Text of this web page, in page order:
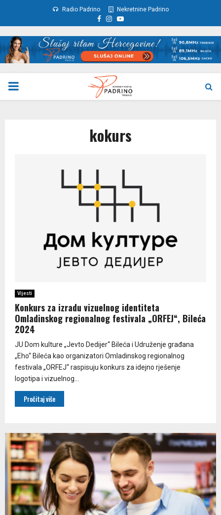
Radio Padrino Nekretnine Padrino
Facebook
Instagram
Youtube
PRIMARY
kokurs
Vijesti
Konkurs za izradu vizuelnog identiteta
Omladinskog regionalnog festivala „ORFEJ“, Bileća
2024
JU Dom kulture „Jevto Dedijer“ Bileća i Udruženje građana
„Eho“ Bileća kao organizatori Omladinskog regionalnog
festivala „ORFEJ“ raspisuju konkurs za idejno rješenje
logotipa i vizuelnog...
Pročitaj više